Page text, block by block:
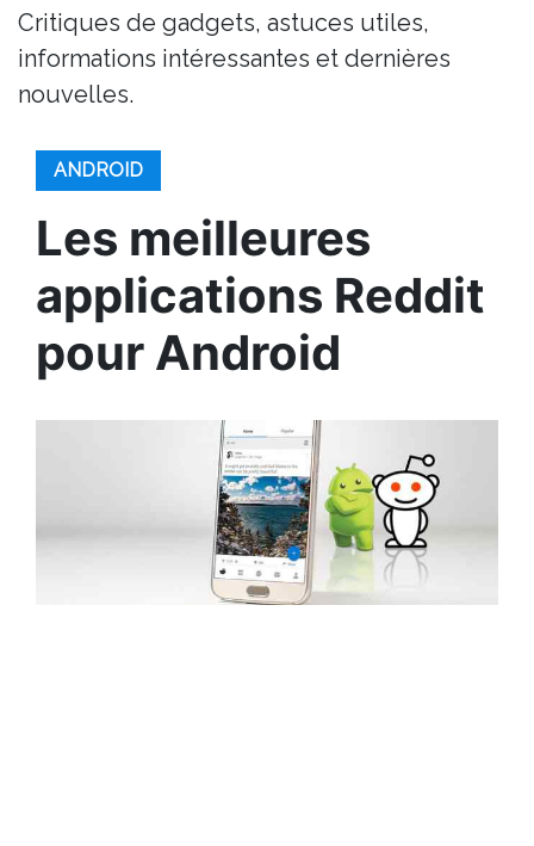
Critiques de gadgets, astuces utiles,
informations intéressantes et dernières
nouvelles.
ANDROID
Les meilleures
applications Reddit
pour Android